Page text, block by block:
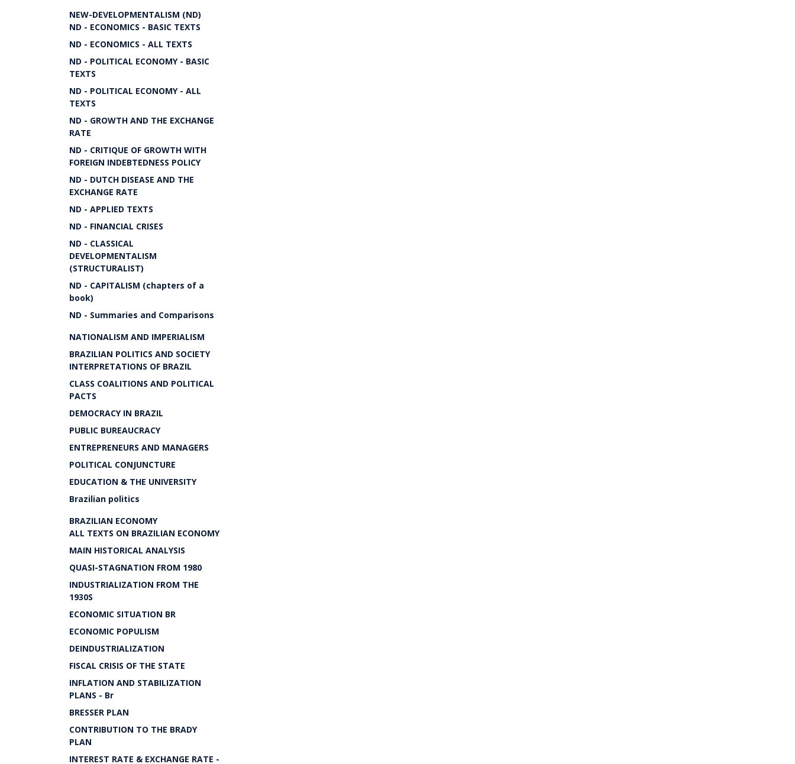
NEW-DEVELOPMENTALISM (ND)
ND - ECONOMICS - BASIC TEXTS
ND - ECONOMICS - ALL TEXTS
ND - POLITICAL ECONOMY - BASIC
TEXTS
ND - POLITICAL ECONOMY - ALL
TEXTS
ND - GROWTH AND THE EXCHANGE
RATE
ND - CRITIQUE OF GROWTH WITH
FOREIGN INDEBTEDNESS POLICY
ND - DUTCH DISEASE AND THE
EXCHANGE RATE
ND - APPLIED TEXTS
ND - FINANCIAL CRISES
ND - CLASSICAL
DEVELOPMENTALISM
(STRUCTURALIST)
ND - CAPITALISM (chapters of a
book)
ND - Summaries and Comparisons
NATIONALISM AND IMPERIALISM
BRAZILIAN POLITICS AND SOCIETY
INTERPRETATIONS OF BRAZIL
CLASS COALITIONS AND POLITICAL
PACTS
DEMOCRACY IN BRAZIL
PUBLIC BUREAUCRACY
ENTREPRENEURS AND MANAGERS
POLITICAL CONJUNCTURE
EDUCATION & THE UNIVERSITY
Brazilian politics
BRAZILIAN ECONOMY
ALL TEXTS ON BRAZILIAN ECONOMY
MAIN HISTORICAL ANALYSIS
QUASI-STAGNATION FROM 1980
INDUSTRIALIZATION FROM THE
1930S
ECONOMIC SITUATION BR
ECONOMIC POPULISM
DEINDUSTRIALIZATION
FISCAL CRISIS OF THE STATE
INFLATION AND STABILIZATION
PLANS - Br
BRESSER PLAN
CONTRIBUTION TO THE BRADY
PLAN
INTEREST RATE & EXCHANGE RATE -